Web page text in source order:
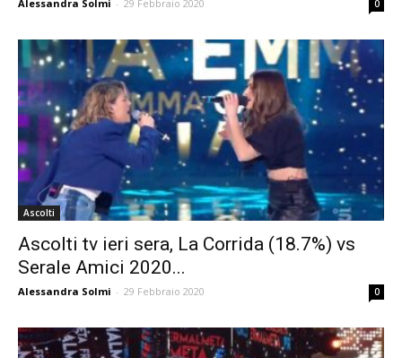
Alessandra Solmi - 29 Febbraio 2020 0
Ascolti
Ascolti tv ieri sera, La Corrida (18.7%) vs
Serale Amici 2020...
Alessandra Solmi - 29 Febbraio 2020 0